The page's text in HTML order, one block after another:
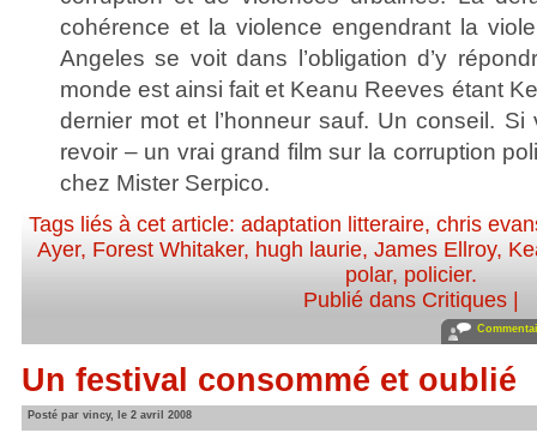
cohérence et la violence engendrant la
Angeles se voit dans l’obligation d’y
monde est ainsi fait et Keanu Reeves étant
dernier mot et l’honneur sauf. Un conseil.
revoir – un vrai grand film sur la corruption
chez Mister Serpico.
Tags liés à cet article: adaptation litteraire, chris
Ayer, Forest Whitaker, hugh laurie, James Ellroy,
polar, policier.
Publié dans Critiques |
Un festival consommé et oublié
Posté par vincy, le 2 avril 2008